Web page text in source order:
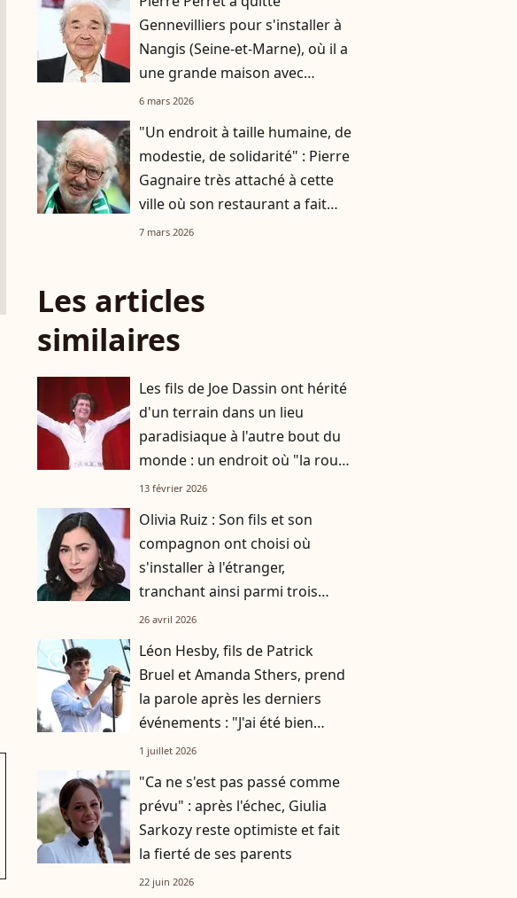
Gennevilliers pour s'installer à
Nangis (Seine-et-Marne), où il a
une grande maison avec
piscine
6 mars 2026
"Un endroit à taille humaine, de
modestie, de solidarité" : Pierre
Gagnaire très attaché à cette
ville où son restaurant a fait
faillite
7 mars 2026
Les articles
similaires
Les fils de Joe Dassin ont hérité
d'un terrain dans un lieu
paradisiaque à l'autre bout du
monde : un endroit où "la route
ne passe pas"
13 février 2026
Olivia Ruiz : Son fils et son
compagnon ont choisi où
s'installer à l'étranger,
tranchant ainsi parmi trois
villes de rêve
26 avril 2026
player2
Léon Hesby, fils de Patrick
Bruel et Amanda Sthers, prend
la parole après les derniers
événements : "J'ai été bien
accueilli"
1 juillet 2026
"Ca ne s'est pas passé comme
prévu" : après l'échec, Giulia
Sarkozy reste optimiste et fait
la fierté de ses parents
22 juin 2026